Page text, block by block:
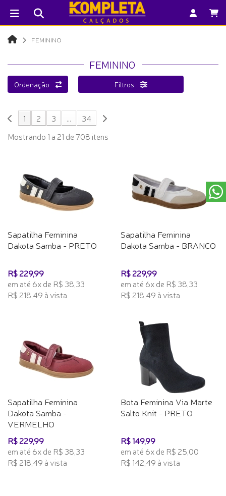
FEMININO
FEMININO
Ordenação Filtros
1 2 3 ...
34
Mostrando 1 a 21 de 708 itens
Sapatilha Feminina
Dakota Samba - PRETO
R$ 229,99
em até 6x de R$ 38,33
R$ 218,49 à vista
Sapatilha Feminina
Dakota Samba - BRANCO
R$ 229,99
em até 6x de R$ 38,33
R$ 218,49 à vista
Sapatilha Feminina
Dakota Samba -
VERMELHO
R$ 229,99
em até 6x de R$ 38,33
R$ 218,49 à vista
Bota Feminina Via Marte
Salto Knit - PRETO
R$ 149,99
em até 6x de R$ 25,00
R$ 142,49 à vista